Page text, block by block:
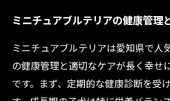
ミニチュアブルテリアの健康管理
ミニチュアブルテリアは愛知県で人
の健康管理と適切なケアが長く幸せ
です。まず、定期的な健康診断を受